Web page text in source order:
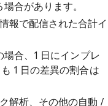
合があります。
報で配信された合計イ
合、1 日にインプレ
1 日の差異の割合は
解析、その他の自動 /